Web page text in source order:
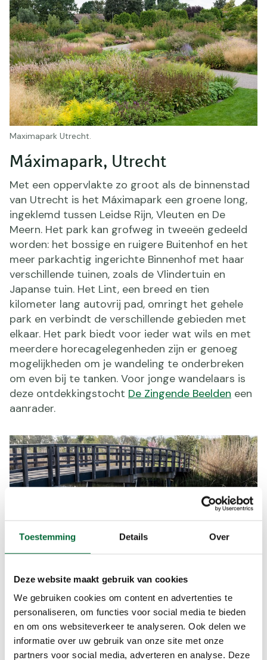
Toestemming Details Over
Deze website maakt gebruik van cookies
We gebruiken cookies om content en advertenties te
personaliseren, om functies voor social media te bieden
en om ons websiteverkeer te analyseren. Ook delen we
informatie over uw gebruik van onze site met onze
partners voor social media, adverteren en analyse. Deze
Máximapark, Utrecht
Met een oppervlakte zo groot als de binnenstad
van Utrecht is het Máximapark een groene long,
ingeklemd tussen Leidse Rijn, Vleuten en De
Meern. Het park kan grofweg in tweeën gedeeld
worden: het bossige en ruigere Buitenhof en het
meer parkachtig ingerichte Binnenhof met haar
verschillende tuinen, zoals de Vlindertuin en
Japanse tuin. Het Lint, een breed en tien
kilometer lang autovrij pad, omringt het gehele
park en verbindt de verschillende gebieden met
elkaar. Het park biedt voor ieder wat wils en met
meerdere horecagelegenheden zijn er genoeg
mogelijkheden om je wandeling te onderbreken
om even bij te tanken. Voor jonge wandelaars is
deze ontdekkingstocht De Zingende Beelden een
aanrader.
Maximapark Utrecht.
De Kemphaen Almere. (Foto: © Shutterstock)
Stadslandgoed De Kemphaan,